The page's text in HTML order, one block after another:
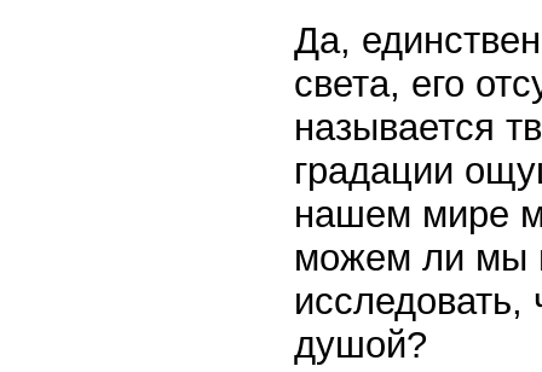
Да,
света, его
называется
градации
нашем мире
можем ли мы
душой?